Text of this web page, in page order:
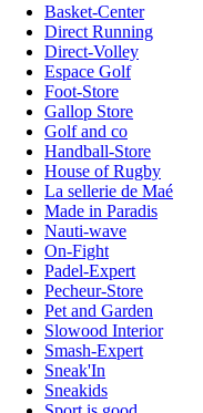
Basket-Center
Direct Running
Direct-Volley
Espace Golf
Foot-Store
Gallop Store
Golf and co
Handball-Store
House of Rugby
La sellerie de Maé
Made in Paradis
Nauti-wave
On-Fight
Padel-Expert
Pecheur-Store
Pet and Garden
Slowood Interior
Smash-Expert
Sneak'In
Sneakids